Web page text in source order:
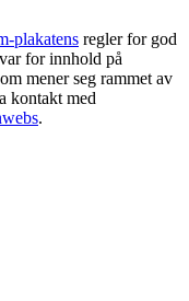
plakatens regler for god
for innhold på
mener seg rammet av
kontakt med
.